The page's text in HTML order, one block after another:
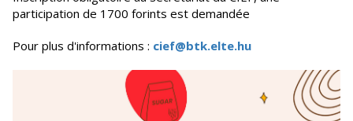
participation de 1700 forints est demandée
Pour plus d'informations : cief@btk.elte.hu